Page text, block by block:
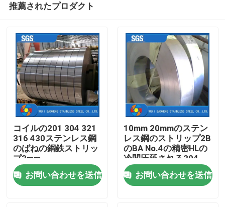
ホーム
推薦されたプロダクト
コイルの201 304 321
316 430ステンレス鋼
のばねの鋼鉄ストリッ
プ3mm
お問い合わせを送信
10mm 20mmのステン
レス鋼のストリップ2B
のBA No.4の精密HLの
冷間圧延される304
301
お問い合わせを送信